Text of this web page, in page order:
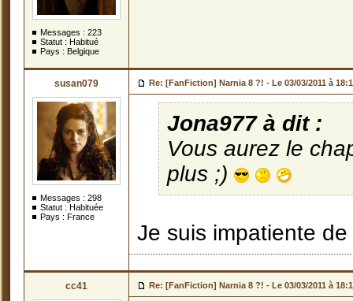
Messages : 223
Statut : Habitué
Pays : Belgique
susan079
Messages : 298
Statut : Habituée
Pays : France
Re: [FanFiction] Narnia 8 ?! - Le 03/03/2011 à
Jona977 à dit :
Vous aurez le
plus ;)
Je suis impatiente
cc41 Re: [FanFiction] Narnia 8 ?! - Le 03/03/2011 à